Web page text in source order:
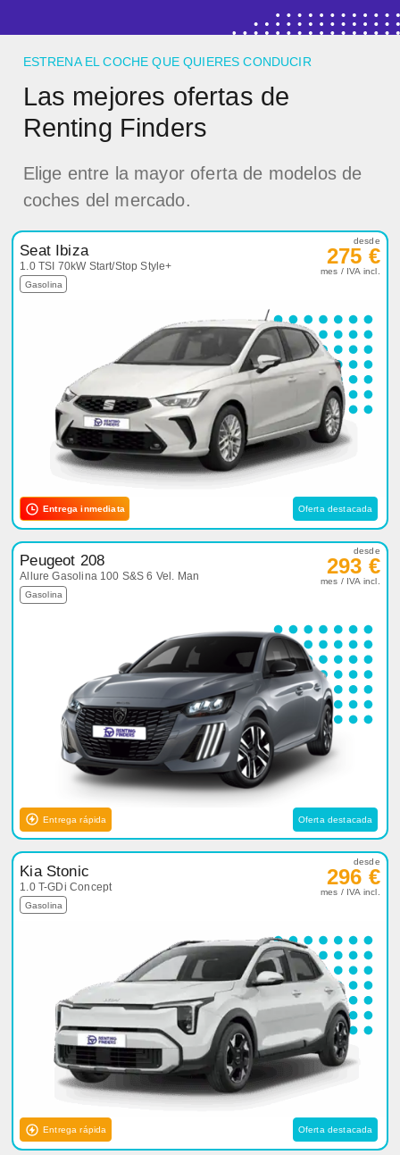
ESTRENA EL COCHE QUE QUIERES CONDUCIR
Las mejores ofertas de
Renting Finders
Elige entre la mayor oferta de modelos de
coches del mercado.
Seat Ibiza
1.0 TSI 70kW Start/Stop Style+
Gasolina
desde
275 €
mes / IVA incl.
Entrega inmediata Oferta destacada
Peugeot 208
Allure Gasolina 100 S&S 6 Vel. Man
Gasolina
desde
293 €
mes / IVA incl.
Entrega rápida Oferta destacada
Kia Stonic
1.0 T-GDi Concept
Gasolina
desde
296 €
mes / IVA incl.
Entrega rápida Oferta destacada